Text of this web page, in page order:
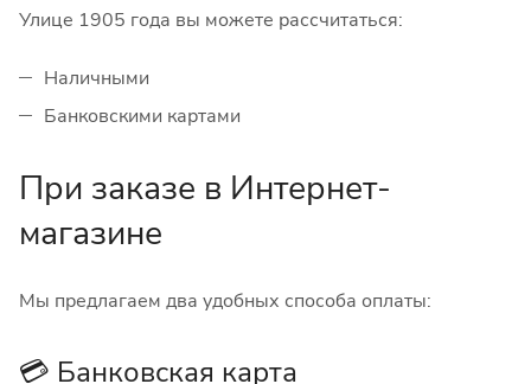
Улице 1905 года вы можете рассчитаться:
Наличными
Банковскими картами
При заказе в Интернет-
магазине
Мы предлагаем два удобных способа оплаты:
💳 Банковская карта